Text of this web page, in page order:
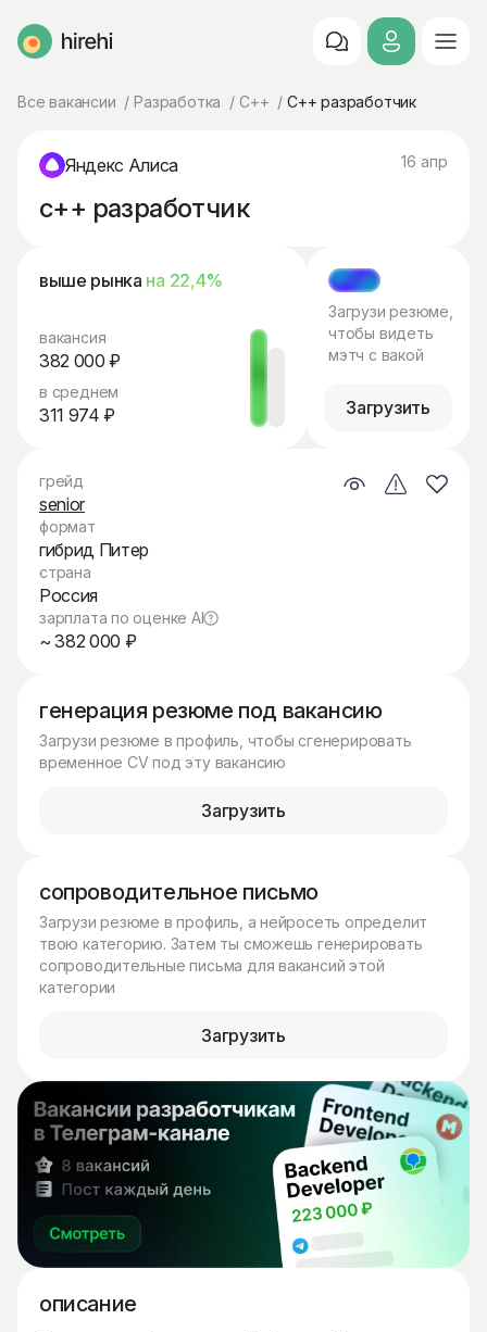
HireHi
Все вакансии Разработка C++ C++ разработчик
Яндекс Алиса 16 апр
c++ разработчик
выше рынка на 22,4%
вакансия
382 000 ₽
в среднем
311 974 ₽
МЭТЧ
Загрузи резюме,
чтобы видеть
мэтч с вакой
Загрузить
генерация резюме под вакансию
Загрузи резюме в профиль, чтобы сгенерировать
временное CV под эту вакансию
Загрузить
сопроводительное письмо
Загрузи резюме в профиль, а нейросеть определит
твою категорию. Затем ты сможешь генерировать
сопроводительные письма для вакансий этой
категории
Загрузить
описание
грейд
senior
формат
гибрид Питер
страна
Россия
зарплата по оценке AI
~ 382 000 ₽